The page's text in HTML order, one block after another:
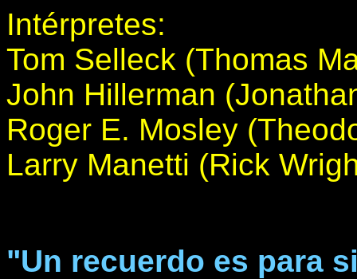
Intérpretes:
Tom Selleck (Thomas
John Hillerman
Roger E. Mosley
Larry Manetti (Rick
"Un recuerdo es para